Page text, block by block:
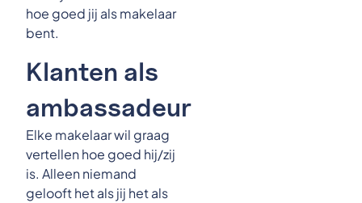
hoe goed jij als makelaar
bent.
Klanten als
ambassadeur
Elke makelaar wil graag
vertellen hoe goed hij/zij
is. Alleen niemand
gelooft het als jij het als